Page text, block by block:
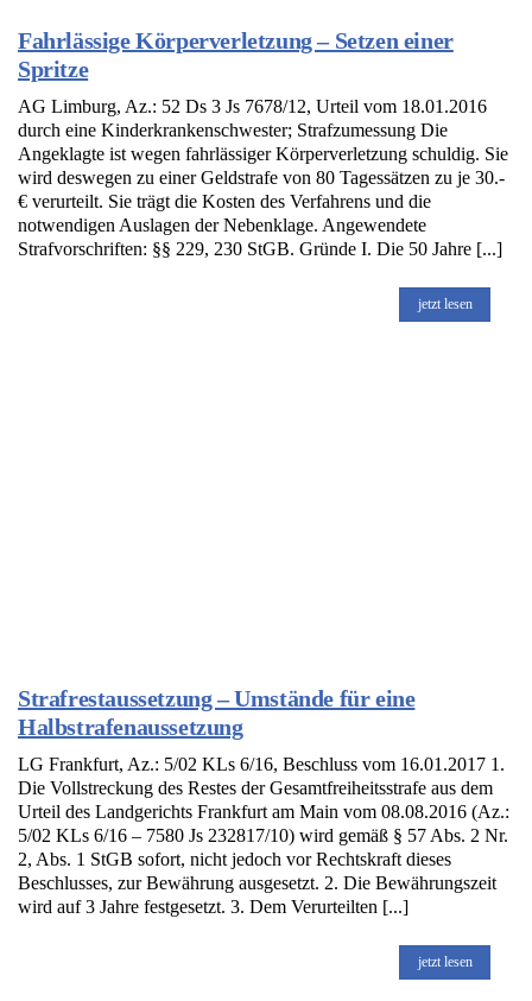
Fahrlässige Körperverletzung – Setzen einer
Spritze
AG Limburg, Az.: 52 Ds 3 Js 7678/12, Urteil vom 18.01.2016
durch eine Kinderkrankenschwester; Strafzumessung Die
Angeklagte ist wegen fahrlässiger Körperverletzung schuldig. Sie
wird deswegen zu einer Geldstrafe von 80 Tagessätzen zu je 30.-
€ verurteilt. Sie trägt die Kosten des Verfahrens und die
notwendigen Auslagen der Nebenklage. Angewendete
Strafvorschriften: §§ 229, 230 StGB. Gründe I. Die 50 Jahre [...]
jetzt lesen
Strafrestaussetzung – Umstände für eine
Halbstrafenaussetzung
LG Frankfurt, Az.: 5/02 KLs 6/16, Beschluss vom 16.01.2017 1.
Die Vollstreckung des Restes der Gesamtfreiheitsstrafe aus dem
Urteil des Landgerichts Frankfurt am Main vom 08.08.2016 (Az.:
5/02 KLs 6/16 – 7580 Js 232817/10) wird gemäß § 57 Abs. 2 Nr.
2, Abs. 1 StGB sofort, nicht jedoch vor Rechtskraft dieses
Beschlusses, zur Bewährung ausgesetzt. 2. Die Bewährungszeit
wird auf 3 Jahre festgesetzt. 3. Dem Verurteilten [...]
jetzt lesen